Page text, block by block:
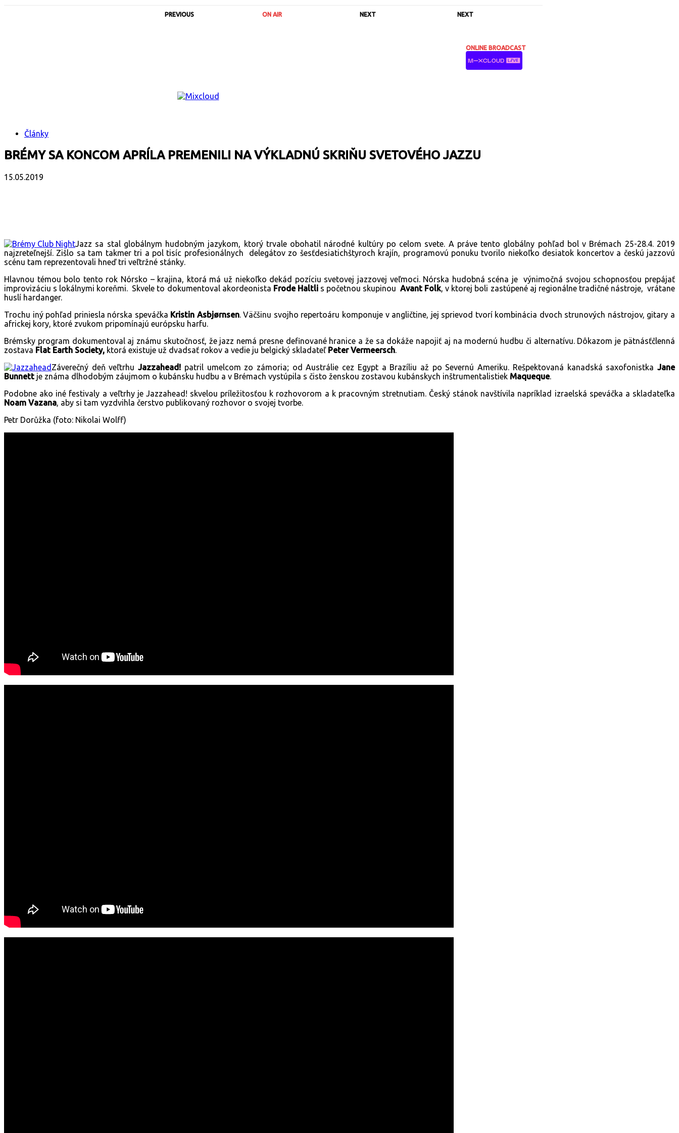
PREVIOUS ON AIR NEXT NEXT
ONLINE BROADCAST
Články
BRÉMY SA KONCOM APRÍLA PREMENILI NA VÝKLADNÚ SKRIŇU SVETOVÉHO JAZZU
15.05.2019
Jazz sa stal globálnym hudobným jazykom, ktorý trvale obohatil národné kultúry po celom svete. A práve tento globálny pohľad bol v Brémach 25-28.4. 2019
najzreteľnejší. Zišlo sa tam takmer tri a pol tisíc profesionálnych delegátov zo šesťdesiatichštyroch krajín, programovú ponuku tvorilo niekoľko desiatok koncertov a českú jazzovú
scénu tam reprezentovali hneď tri veľtržné stánky.
Hlavnou témou bolo tento rok Nórsko – krajina, ktorá má už niekoľko dekád pozíciu svetovej jazzovej veľmoci. Nórska hudobná scéna je výnimočná svojou schopnosťou prepájať
improvizáciu s lokálnymi koreňmi. Skvele to dokumentoval akordeonista Frode Haltlis početnou skupinouAvant Folk, v ktorej boli zastúpené aj regionálne tradičné nástroje, vrátane
huslí hardanger.
Trochu iný pohľad priniesla nórska speváčka Kristin Asbjørnsen. Väčšinu svojho repertoáru komponuje v angličtine, jej sprievod tvorí kombinácia dvoch strunových nástrojov, gitary a
africkej kory, ktoré zvukom pripomínajú európsku harfu.
Brémsky program dokumentoval aj známu skutočnosť, že jazz nemá presne definované hranice a že sa dokáže napojiť aj na modernú hudbu či alternatívu. Dôkazom je pätnásťčlenná
zostava Flat Earth Society, ktorá existuje už dvadsať rokov a vedie ju belgický skladateľ Peter Vermeersch.
Záverečný deň veľtrhuJazzahead! patril umelcom zo zámoria; od Austrálie cez Egypt a Brazíliu až po Severnú Ameriku. Rešpektovaná kanadská saxofonistkaJane
Bunnett je známa dlhodobým záujmom o kubánsku hudbu a v Brémach vystúpila s čisto ženskou zostavou kubánskych inštrumentalistiek Maqueque.
Podobne ako iné festivaly a veľtrhy je Jazzahead! skvelou príležitosťou k rozhovorom a k pracovným stretnutiam. Český stánok navštívila napríklad izraelská speváčka a skladateľka
Noam Vazana, aby si tam vyzdvihla čerstvo publikovaný rozhovor o svojej tvorbe.
Petr Dorůžka (foto: Nikolai Wolff)